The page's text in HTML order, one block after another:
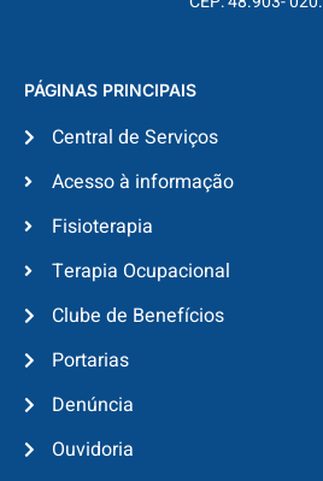
PÁGINAS PRINCIPAIS
Central de Serviços
Acesso à informação
Fisioterapia
Terapia Ocupacional
Clube de Benefícios
Portarias
Denúncia
Ouvidoria